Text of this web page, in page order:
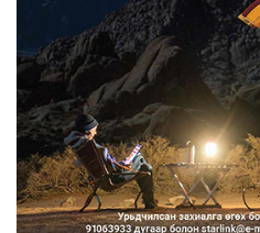
2026/08/06
“Улаанбаатар трам” төсөл
хэрэгжсэнээр жилд 446...
2026/08/06